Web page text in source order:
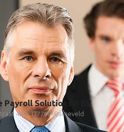
Payroll Solutions II BV
49D, 3772MP Barneveld